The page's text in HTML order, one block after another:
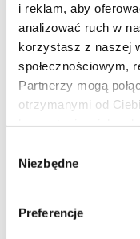
i reklam, aby
analizować ruch w
korzystasz z naszej
społecznościowym,
Partnerzy mogą
otrzymanymi od
zgody
Niezbędne
Preferencje
DIABEŁ
Miranda Priestly
zdefiniowały świat
biurach magazynu
Blunt oraz Stanley
role, przypominając, że